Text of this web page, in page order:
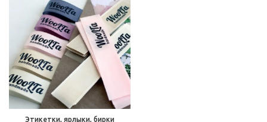
Этикетки, ярлыки, бирки